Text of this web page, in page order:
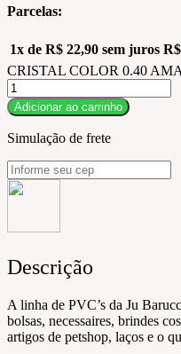
Parcelas:
1x de R$ 22,90 sem juros R$
CRISTAL COLOR 0.40
Adicionar ao carrinho
Simulação de frete
Descrição
A linha de PVC’s da Ju
bolsas, necessaires, brindes
artigos de petshop, laços e o